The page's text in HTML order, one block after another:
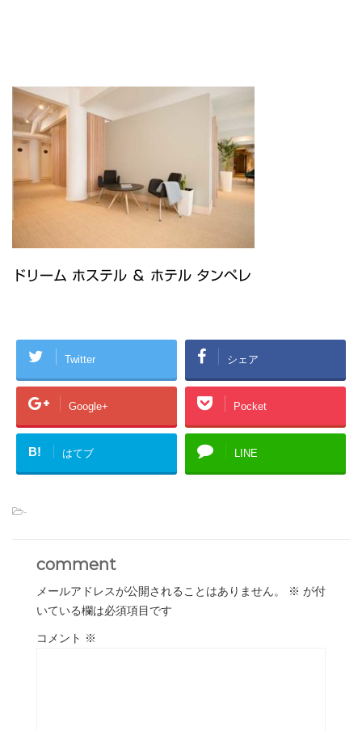
ドリーム ホステル ＆ ホテル タンペレ
Twitter シェア
Google+ Pocket
B! はてブ LINE
-
comment
メールアドレスが公開されることはありません。 ※ が付
いている欄は必須項目です
コメント ※